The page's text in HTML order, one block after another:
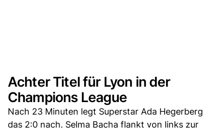
Achter Titel für Lyon in der
Champions League
Nach 23 Minuten legt Superstar Ada Hegerberg
das 2:0 nach. Selma Bacha flankt von links zur